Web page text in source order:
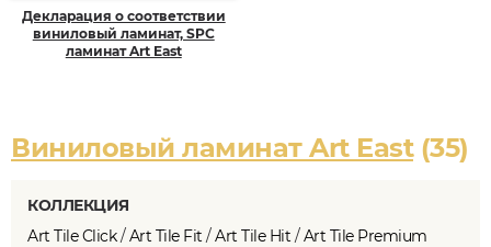
Декларация о соответствии
виниловый ламинат, SPC
ламинат Art East
Виниловый ламинат Art East(35)
КОЛЛЕКЦИЯ
Art Tile Click/Art Tile Fit /Art Tile Hit /Art Tile Premium